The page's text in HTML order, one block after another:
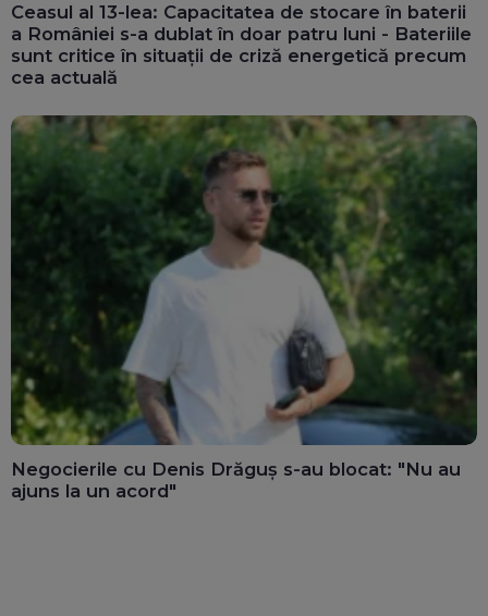
Ceasul al 13-lea: Capacitatea de stocare în baterii
a României s-a dublat în doar patru luni - Bateriile
sunt critice în situații de criză energetică precum
cea actuală
Negocierile cu Denis Drăguș s-au blocat: "Nu au
ajuns la un acord"